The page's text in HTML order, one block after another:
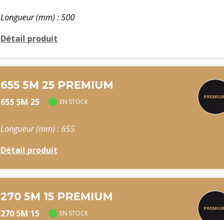
Longueur (mm) : 500
Détail produit
655 5M 25 PREMIUM
655 5M 25 EN STOCK
Longueur (mm) : 655
Détail produit
270 5M 15 PREMIUM
270 5M 15 EN STOCK